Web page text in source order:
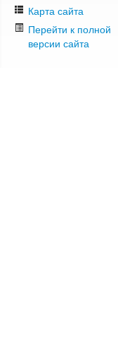
Карта сайта
Перейти к полной
версии сайта